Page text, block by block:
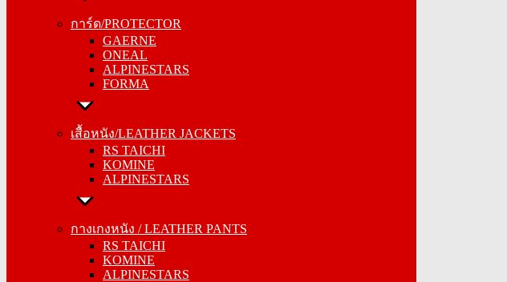
การ์ด/PROTECTOR
GAERNE
ONEAL
ALPINESTARS
FORMA
เสื้อหนัง/LEATHER JACKETS
RS TAICHI
KOMINE
ALPINESTARS
กางเกงหนัง / LEATHER PANTS
RS TAICHI
KOMINE
ALPINESTARS
GAERNE
ONEAL
ALPINESTARS
FORMA
RS TAICHI
KOMINE
ALPINESTARS
RS TAICHI
KOMINE
ALPINESTARS